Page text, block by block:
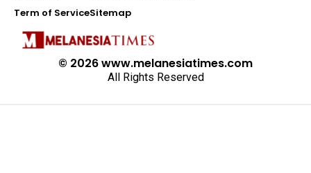
© 2026 www.melanesiatimes.com
All Rights Reserved
Term of ServiceSitemap